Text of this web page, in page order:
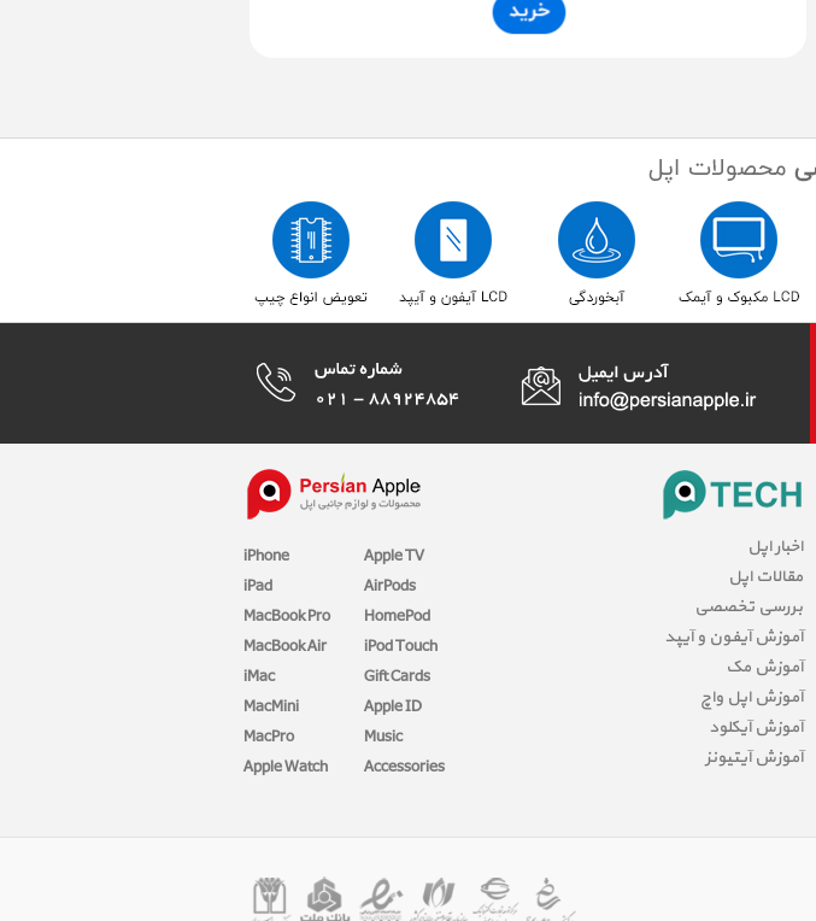
iPhone
iPad
MacBook Pro
MacBook Air
iMac
MacMini
MacPro
Apple Watch
Apple TV
AirPods
HomePod
iPod Touch
Gift Cards
Apple ID
Music
Accessories
اخبار اپل
مقالات اپل
بررسی تخصصی
آموزش آیفون و آیپد
آموزش مک
آموزش اپل واچ
آموزش آیکلود
آموزش آیتیونز